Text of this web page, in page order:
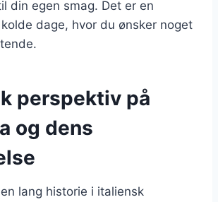
din egen smag. Det er en
dage, hvor du ønsker noget
perspektiv på
og dens
lang historie i italiensk